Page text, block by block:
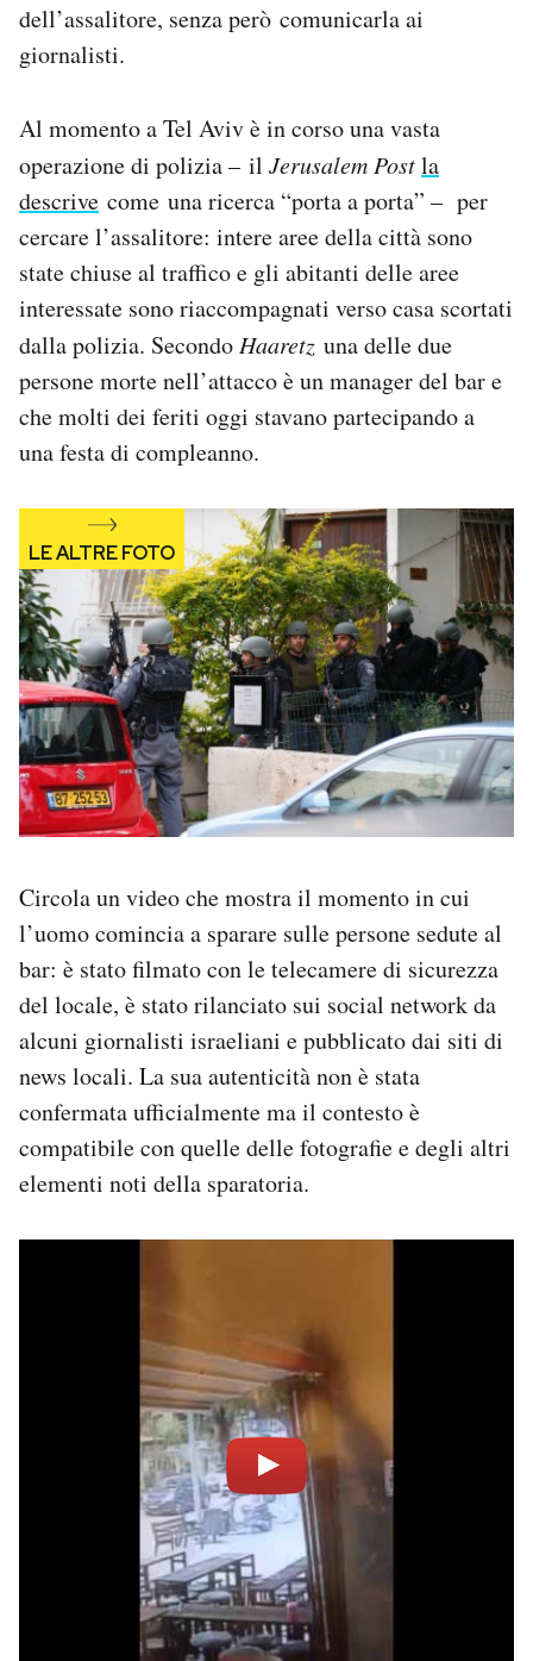
dell’assalitore, senza però comunicarla ai
giornalisti.
Al momento a Tel Aviv è in corso una vasta
operazione di polizia – il Jerusalem Postla
descrive come una ricerca “porta a porta” – per
cercare l’assalitore: intere aree della città sono
state chiuse al traffico e gli abitanti delle aree
interessate sono riaccompagnati verso casa scortati
dalla polizia. Secondo Haaretz una delle due
persone morte nell’attacco è un manager del bar e
che molti dei feriti oggi stavano partecipando a
una festa di compleanno.
Circola un video che mostra il momento in cui
l’uomo comincia a sparare sulle persone sedute al
bar: è stato filmato con le telecamere di sicurezza
del locale, è stato rilanciato sui social network da
alcuni giornalisti israeliani e pubblicato dai siti di
news locali. La sua autenticità non è stata
confermata ufficialmente ma il contesto è
compatibile con quelle delle fotografie e degli altri
elementi noti della sparatoria.